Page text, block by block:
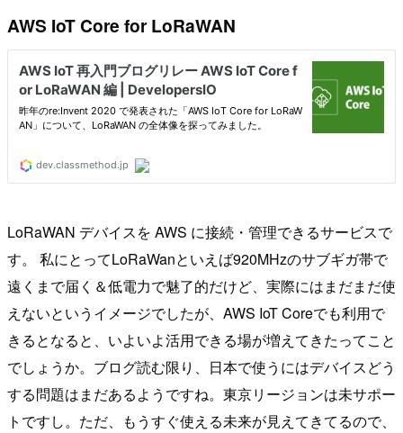
AWS IoT Core for LoRaWAN
LoRaWAN デバイスを AWS に接続・管理できるサービスで
す。 私にとってLoRaWanといえば920MHzのサブギガ帯で
遠くまで届く＆低電力で魅了的だけど、実際にはまだまだ使
えないというイメージでしたが、AWS IoT Coreでも利用で
きるとなると、いよいよ活用できる場が増えてきたってこと
でしょうか。ブログ読む限り、日本で使うにはデバイスどう
する問題はまだあるようですね。東京リージョンは未サポー
トですし。ただ、もうすぐ使える未来が見えてきてるので、